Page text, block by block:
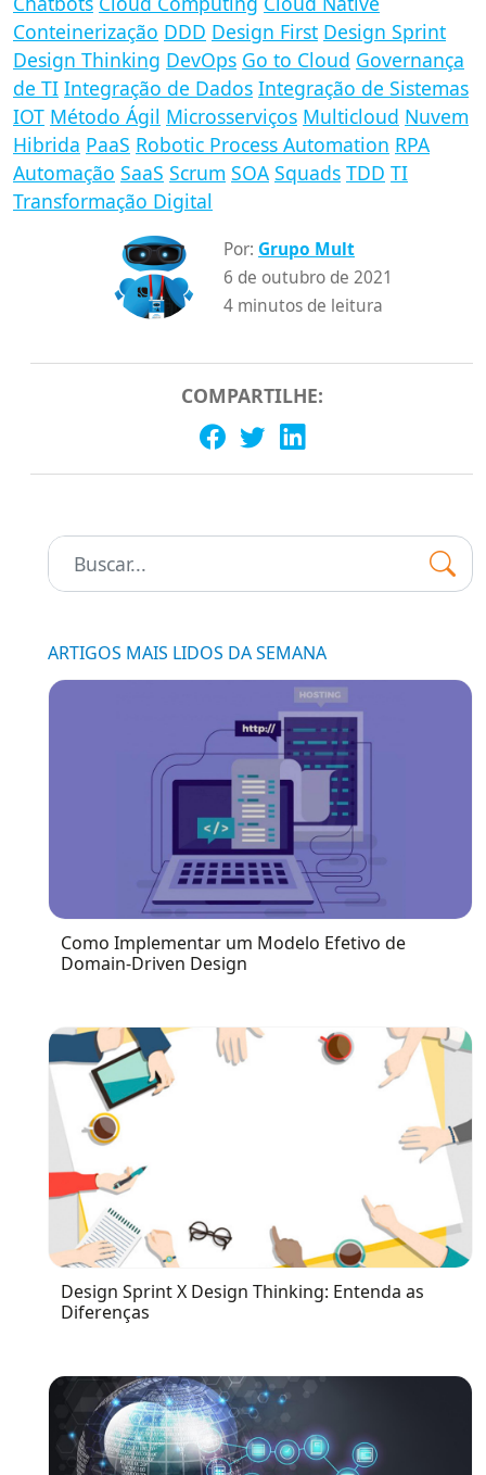
Conteinerização DDD Design First Design Sprint
Design Thinking DevOps Go to Cloud Governança
de TI Integração de Dados Integração de Sistemas
IOT Método Ágil Microsserviços Multicloud Nuvem
Hibrida PaaS Robotic Process Automation RPA
Automação SaaS Scrum SOA Squads TDD TI
Transformação Digital
Por: Grupo Mult
6 de outubro de 2021
4 minutos de leitura
COMPARTILHE:
Pesquisar:
ARTIGOS MAIS LIDOS DA SEMANA
Como Implementar um Modelo Efetivo de
Domain-Driven Design
Design Sprint X Design Thinking: Entenda as
Diferenças